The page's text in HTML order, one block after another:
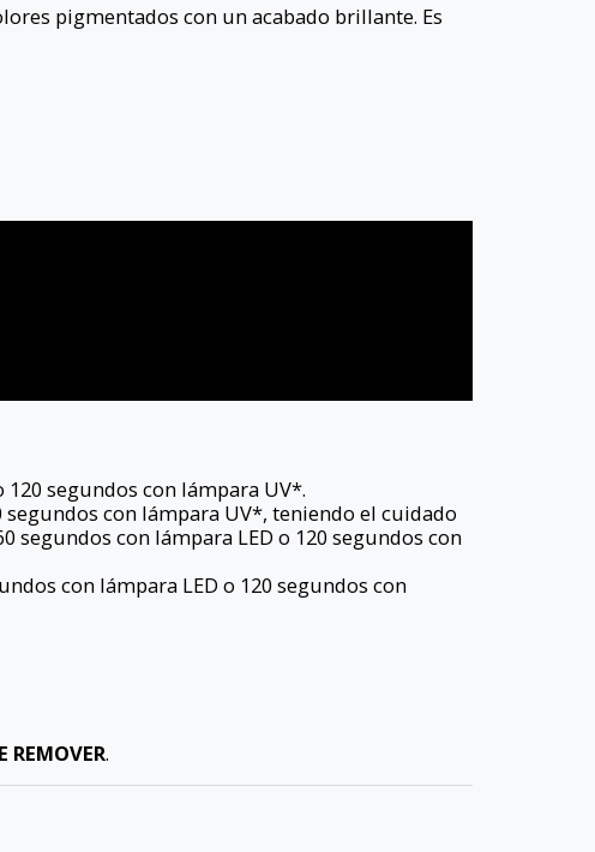
pigmentados con un acabado brillante. Es
segundos con lámpara UV*.
con lámpara UV*, teniendo el cuidado
segundos con lámpara LED o 120 segundos con
con lámpara LED o 120 segundos con
REMOVER.